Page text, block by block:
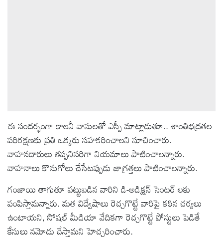
ప్రెస్
రిలీజ్
ఈ సందర్భంగా కాలనీ వాసులతో ఎస్పీ మాట్లాడుతూ.. శాంతిభద్రతల
పరిరక్షణకు ప్రతి ఒక్కరు సహకరించాలని సూచించారు.
వాహనదారులు తప్పనిసరిగా నియమాలు పాటించాలన్నారు.
వాహనాలు కొనుగోలు చేసేటప్పుడు జాగ్రత్తలు పాటించాలన్నారు.
గంజాయి తాగుతూ పట్టుబడిన వారిని డి-అడిక్షన్ సెంటర్ లకు
పంపిస్తామన్నారు. మత విద్వేషాలు రెచ్చగొట్టే వారిపై కఠిన చర్యలు
ఉంటాయని, సోషల్ మీడియా వేదికగా రెచ్చగొట్టే పోస్టులు పెడితే
కేసులు నమోదు చేస్తామని హెచ్చరించారు.